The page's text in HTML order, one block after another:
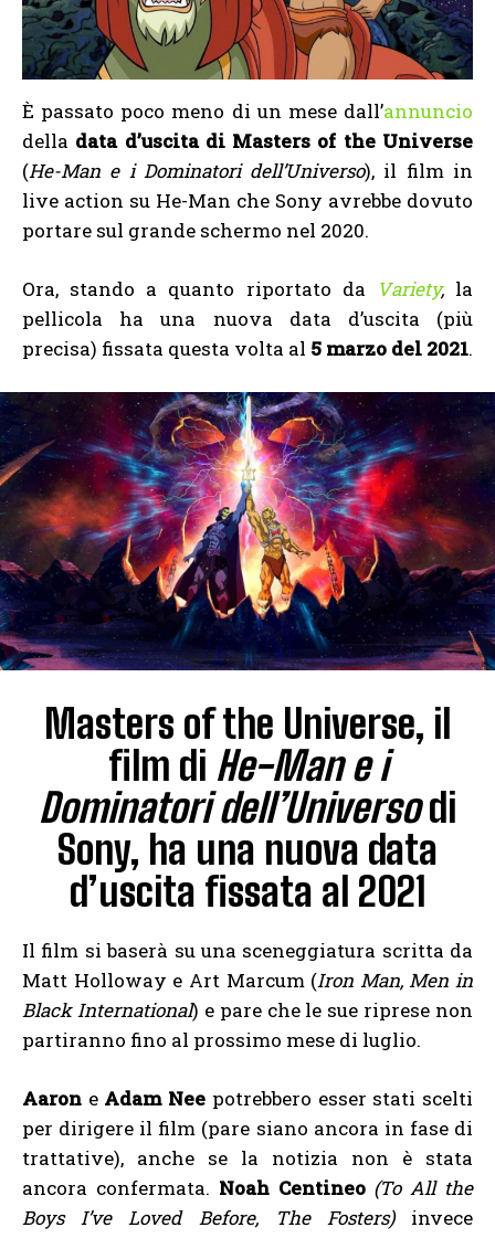
È passato poco meno di un mese dall’annuncio
della data d’uscita di Masters of the Universe
(He-Man e i Dominatori dell’Universo), il film in
live action su He-Man che Sony avrebbe dovuto
portare sul grande schermo nel 2020.
Ora, stando a quanto riportato da Variety, la
pellicola ha una nuova data d’uscita (più
precisa) fissata questa volta al 5 marzo del 2021.
Masters of the Universe, il
film di He-Man e i
Dominatori dell’Universodi
Sony, ha una nuova data
d’uscita fissata al 2021
Il film si baserà su una sceneggiatura scritta da
Matt Holloway e Art Marcum (Iron Man, Men in
Black International) e pare che le sue riprese non
partiranno fino al prossimo mese di luglio.
Aaron e Adam Nee potrebbero esser stati scelti
per dirigere il film (pare siano ancora in fase di
trattative), anche se la notizia non è stata
ancora confermata. Noah Centineo (To All the
Boys I’ve Loved Before, The Fosters)invece